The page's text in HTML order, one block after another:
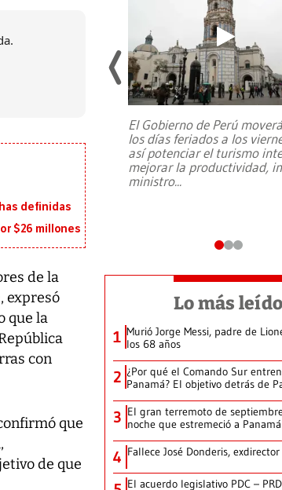
definidas
$26 millones
de la
expresó
que la
con
que
de que
domingo su
El Gobierno de Perú
los días feriados a los
así potenciar el turismo
mejorar la productividad,
ministro...
Lo más leído
1 Murió Jorge Messi, padre de
los 68 años
2 ¿Por qué el Comando Sur
Panamá? El objetivo detrás de
3 El gran terremoto de
noche que estremeció a Panamá
4 Fallece José Donderis,
El acuerdo legislativo PDC – PRD